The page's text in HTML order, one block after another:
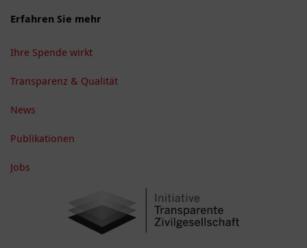
Erfahren Sie mehr
Ihre Spende wirkt
Transparenz & Qualität
News
Publikationen
Jobs